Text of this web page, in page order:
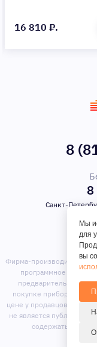
16 810 ₽.
8
Санкт-
Фирма-производитель
программное
предварительного
покупке приборов
цене у продавцов. Вся
не является публичной
содержать
Мы
для
вы